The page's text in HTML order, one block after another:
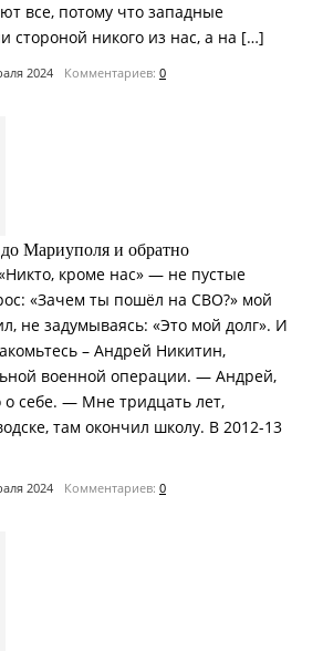
все, потому что западные
стороной никого из нас, а на […]
2024 Комментариев: 0
Мариуполя и обратно
кроме нас» — не пустые
«Зачем ты пошёл на СВО?» мой
не задумываясь: «Это мой долг». И
– Андрей Никитин,
военной операции. — Андрей,
о себе. — Мне тридцать лет,
там окончил школу. В 2012-13
2024 Комментариев: 0